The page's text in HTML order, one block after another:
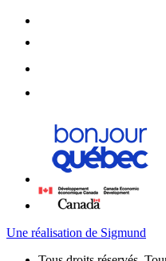
Une réalisation de Sigmund